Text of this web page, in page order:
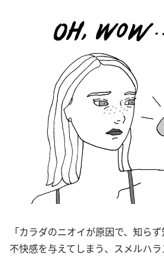
「カラダのニオイが原因で、知ら
不快感を与えてしまう、スメルハ